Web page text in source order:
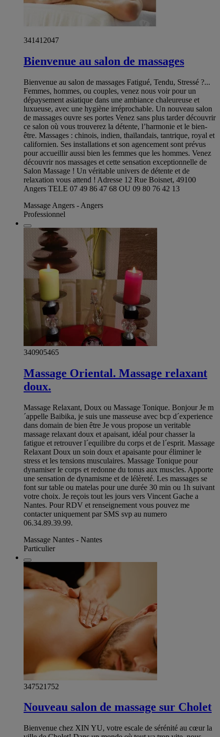
341412047
Bienvenue au salon de massages
Bienvenue au salon de massages Fatigué, Tendu, Stressé ?...
Femmes, hommes, ou couples, venez nous voir pour un
dépaysement asiatique dans une ambiance chaleureuse et
luxueuse, avec une hygiène irréprochable. Un nouveau salon
de massages ouvre ses portes Venez sans plus tarder découvrir
ce salon où vous trouverez la détente, l’harmonie et le bien-
être. Massages : chinois, indien, thaïlandais, tantrique, royal et
californien. Ses installations et son agencement sont prévus
pour accueillir aussi bien les femmes que les hommes. Venez
découvrir nos massages et cette sensation exceptionnelle de
Salon Massage ! Un véritable univers de détente et de
relaxation vous attend ! Adresse 12 Rue Boisnet, 49100
Angers TELE 07 49 86 47 68 OU 09 80 76 42 13
Massage Angers - Angers
Professionnel
340905465
Massage Oriental. Massage relaxant
doux.
Massage Relaxant, Doux ou Massage Tonique. Bonjour Je m
´appelle Baibika, je suis une masseuse avec bcp d´experience
dans domain de bien être Je vous propose un veritable
massage relaxant doux et apaisant, idéal pour chasser la
fatigue et retrouver l´equilibre du corps et de l´esprit. Massage
Relaxant Doux un soin doux et apaisante pour éliminer le
stress et les tensions musculaires. Massage Tonique pour
dynamiser le corps et redonne du tonus aux muscles. Apporte
une sensation de dynamisme et de lélèreté. Les massages se
font sur table ou matelas pour une durée 30 min ou 1h suivant
votre choix. Je reçois tout les jours vers Vincent Gache a
Nantes. Pour RDV et renseignement vous pouvez me
contacter uniquement par SMS svp au numero
06.34.89.39.99.
Massage Nantes - Nantes
Particulier
347521752
Nouveau salon de massage sur Cholet
Bienvenue chez XIN YU, votre escale de sérénité au cœur la